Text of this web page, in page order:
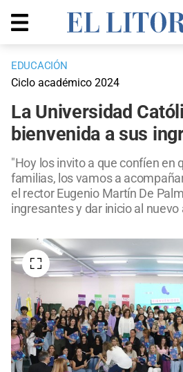
EDUCACIÓN
Ciclo académico 2024
La Universidad
bienvenida a sus
"Hoy los invito a que confíen en
familias, los vamos a
el rector Eugenio Martín De
ingresantes y dar inicio al